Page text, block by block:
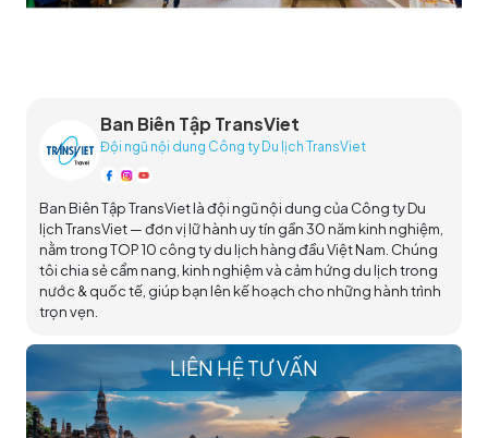
Ban Biên Tập TransViet
Đội ngũ nội dung Công ty Du lịch TransViet
Ban Biên Tập TransViet là đội ngũ nội dung của Công ty Du
lịch TransViet — đơn vị lữ hành uy tín gần 30 năm kinh nghiệm,
nằm trong TOP 10 công ty du lịch hàng đầu Việt Nam. Chúng
tôi chia sẻ cẩm nang, kinh nghiệm và cảm hứng du lịch trong
nước & quốc tế, giúp bạn lên kế hoạch cho những hành trình
trọn vẹn.
LIÊN HỆ TƯ VẤN